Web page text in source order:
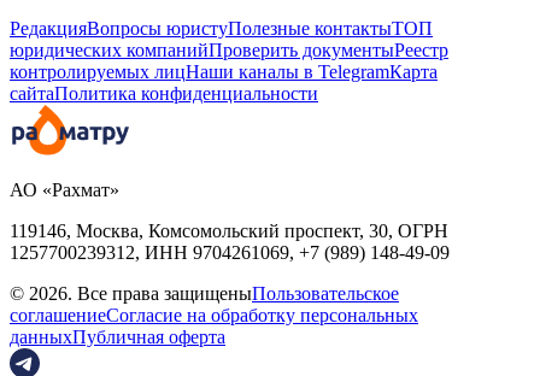
РедакцияВопросы юристуПолезные контактыТОП
юридических компанийПроверить документыРеестр
контролируемых лицНаши каналы в TelegramКарта
сайтаПолитика конфиденциальности
АО «Рахмат»
119146, Москва, Комсомольский проспект, 30, ОГРН
1257700239312, ИНН 9704261069, +7 (989) 148-49-09
© 2026. Все права защищеныПользовательское
соглашениеСогласие на обработку персональных
данныхПубличная оферта